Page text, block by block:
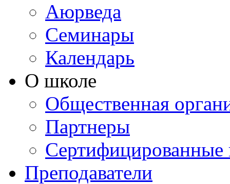
Аюрведа
Семинары
Календарь
О школе
Общественная
Партнеры
Сертифицированные
Преподаватели